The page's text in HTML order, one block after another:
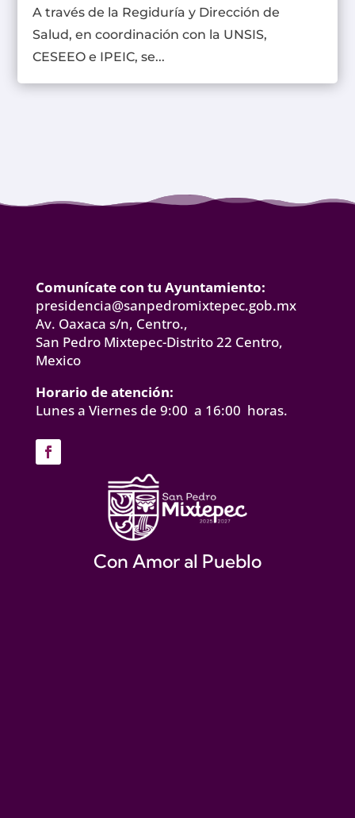
A través de la Regiduría y Dirección de
Salud, en coordinación con la UNSIS,
CESEEO e IPEIC, se...
Comunícate con tu Ayuntamiento:
presidencia@sanpedromixtepec.gob.mx
Av. Oaxaca s/n, Centro.,
San Pedro Mixtepec-Distrito 22 Centro,
Mexico
Horario de atención:
Lunes a Viernes de 9:00 a 16:00 horas.
Con Amor al Pueblo